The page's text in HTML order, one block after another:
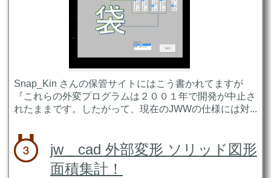
Snap_Kin さんの保管サイトにはこう書かれてますが
『これらの外変プログラムは２００１年で開発が中止さ
れたままです。したがって、現在のJWWの仕様には対...
jw＿cad 外部変形 ソリッド図形
面積集計！